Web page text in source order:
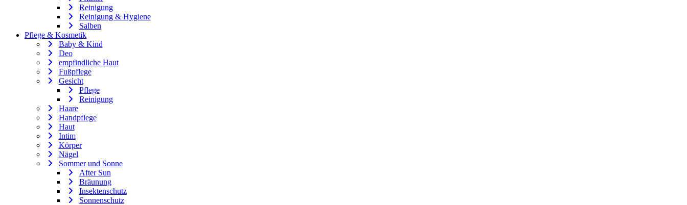
Reinigung
Reinigung & Hygiene
Salben
Pflege & Kosmetik
Baby & Kind
Deo
empfindliche Haut
Fußpflege
Gesicht
Pflege
Reinigung
Haare
Handpflege
Haut
Intim
Körper
Nägel
Sommer und Sonne
After Sun
Bräunung
Insektenschutz
Sonnenschutz